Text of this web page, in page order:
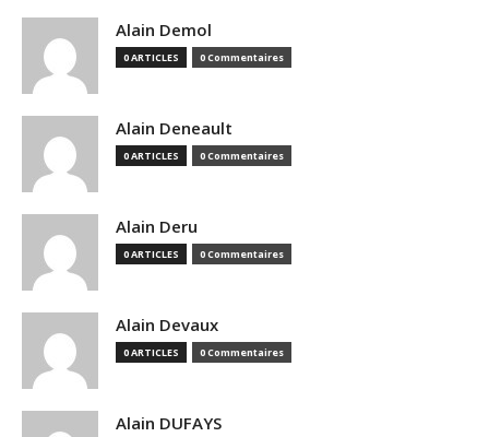
Alain Demol
0 ARTICLES 0 Commentaires
Alain Deneault
0 ARTICLES 0 Commentaires
Alain Deru
0 ARTICLES 0 Commentaires
Alain Devaux
0 ARTICLES 0 Commentaires
Alain DUFAYS